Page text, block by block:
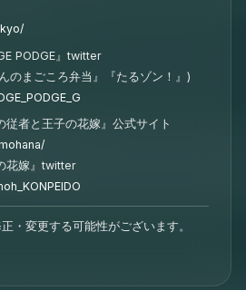
PODGE』twitter
のまごころ弁当』『たるゾン！』)
従者と王子の花嫁』公式サイト
花嫁』twitter
・変更する可能性がございます。